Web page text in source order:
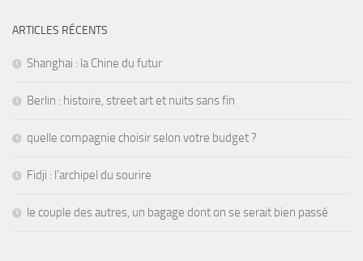
ARTICLES RÉCENTS
Shanghai : la Chine du futur
Berlin : histoire, street art et nuits sans fin
quelle compagnie choisir selon votre budget ?
Fidji : l’archipel du sourire
le couple des autres, un bagage dont on se serait bien passé